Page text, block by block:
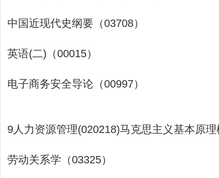
中国近现代史纲要（03708）
英语(二)（00015）
电子商务安全导论（00997）
9人力资源管理(020218)马克思主义基本原
劳动关系学（03325）